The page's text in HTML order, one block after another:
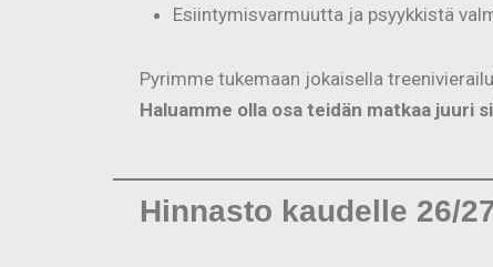
Esiintymisvarmuutta ja psyykkistä
Pyrimme tukemaan jokaisella
Haluamme olla osa teidän matkaa
Hinnasto kaudelle 26/